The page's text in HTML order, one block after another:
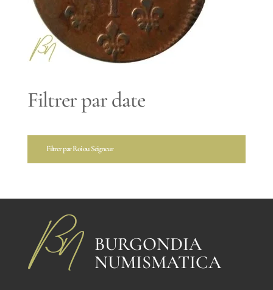
Filtrer par date
Filtrer par Roi ou Seigneur
BURGONDIA
NUMISMATICA